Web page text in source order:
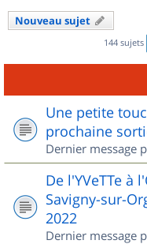
Nouveau sujet
144 sujets
Une petite
prochaine
Dernier message
De l'YVeTTe à
Savigny-sur-
2022
Dernier message